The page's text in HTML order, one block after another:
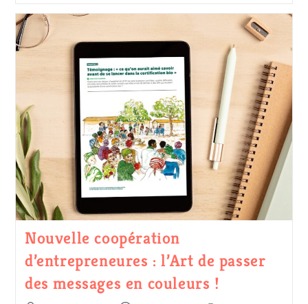
Nouvelle coopération
d’entrepreneures : l’Art de passer
des messages en couleurs !